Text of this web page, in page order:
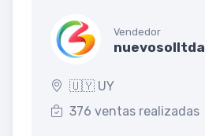
Vendedor
nuevosolltda
🇺🇾 UY
376 ventas realizadas